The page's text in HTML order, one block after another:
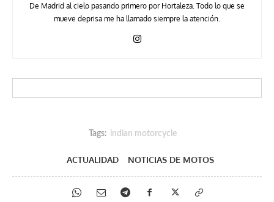
De Madrid al cielo pasando primero por Hortaleza. Todo lo que se
mueve deprisa me ha llamado siempre la atención.
Tags: indian motorcycle
ACTUALIDAD NOTICIAS DE MOTOS